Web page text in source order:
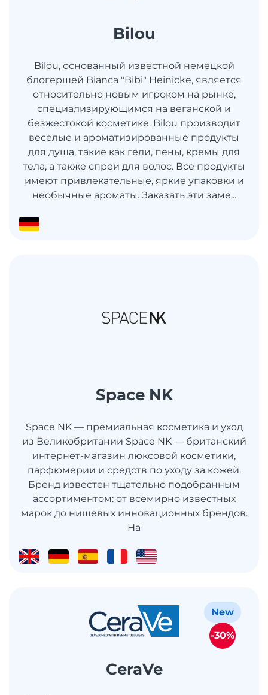
Bilou
Bilou, основанный известной немецкой
блогершей Bianca "Bibi" Heinicke, является
относительно новым игроком на рынке,
специализирующимся на веганской и
безжестокой косметике. Bilou производит
веселые и ароматизированные продукты
для душа, такие как гели, пены, кремы для
тела, а также спреи для волос. Все продукты
имеют привлекательные, яркие упаковки и
необычные ароматы. Заказать эти заме...
Space NK
Space NK — премиальная косметика и уход
из Великобритании Space NK — британский
интернет-магазин люксовой косметики,
парфюмерии и средств по уходу за кожей.
Бренд известен тщательно подобранным
ассортиментом: от всемирно известных
марок до нишевых инновационных брендов.
На
CeraVe
New
-30%